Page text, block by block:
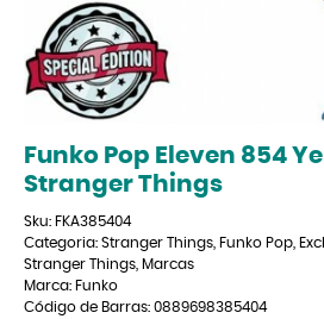
Funko Pop Eleven 854
Stranger Things
Sku: FKA385404
Categoria: Stranger Things Funko Pop
Stranger Things Marcas
Marca: Funko
Código de Barras: 0889698385404